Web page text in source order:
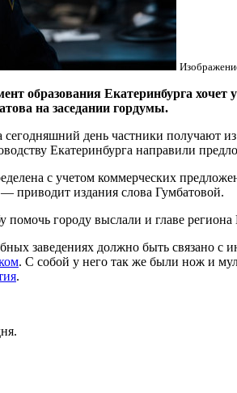
Екатеринбурга хочет
на заседании гордумы.
день частники получают из
Екатеринбурга направили
с учетом коммерческих
приводит издания слова Гумбатовой.
помочь городу выслали и главе
заведениях должно быть связано
. С собой у него так же были нож и
.